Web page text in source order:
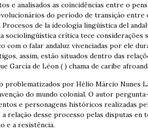
e analisados as coincidências entre o
do período de transição entre
de la ideología lingüística del
sociolingüística crítica tece considerações
com o falar andaluz vivenciadas por ele
assim, estão situados dentro das
Garcia de Léon ( ) chama de caribe
problematizados por Hélio Márcio Nunes
do mundo colonial. O autor
e personagens históricos realizadas
relação desse processo pelas disputas en
e a resistência.